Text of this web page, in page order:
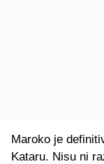
Maroko je
Kataru. Nisu ni